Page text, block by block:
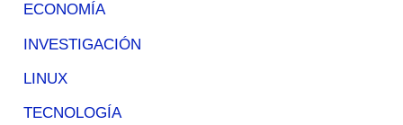
ECONOMÍA
INVESTIGACIÓN
LINUX
TECNOLOGÍA